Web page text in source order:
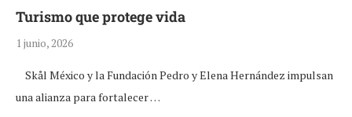
Turismo que protege vida
1 junio, 2026
Skål México y la Fundación Pedro y Elena Hernández impulsan
una alianza para fortalecer …